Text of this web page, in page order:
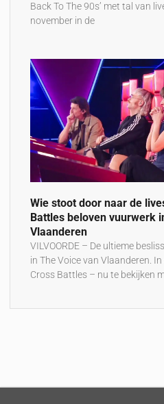
Back To The 90s’ met tal van
november in de
Wie stoot door naar de
Battles beloven vuurwerk
Vlaanderen
VILVOORDE – De ultieme
in The Voice van Vlaanderen.
Cross Battles – nu te bekijken